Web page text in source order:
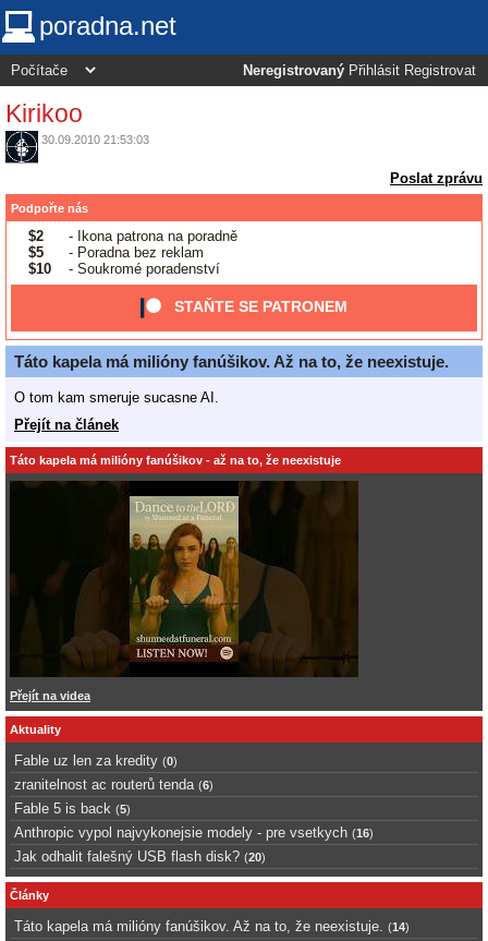
poradna.net
Neregistrovaný Přihlásit Registrovat
Kirikoo
30.09.2010 21:53:03
Poslat zprávu
Podpořte nás
$2
- Ikona patrona na poradně
$5
- Poradna bez reklam
$10
- Soukromé poradenství
STAŇTE SE PATRONEM
Táto kapela má milióny fanúšikov. Až na to, že neexistuje.
O tom kam smeruje sucasne AI.
Přejít na článek
Táto kapela má milióny fanúšikov - až na to, že neexistuje
Přejít na videa
Aktuality
Fable uz len za kredity (0)
zranitelnost ac routerů tenda (6)
Fable 5 is back (5)
Anthropic vypol najvykonejsie modely - pre vsetkych (16)
Jak odhalit falešný USB flash disk? (20)
Články
Táto kapela má milióny fanúšikov. Až na to, že neexistuje. (14)